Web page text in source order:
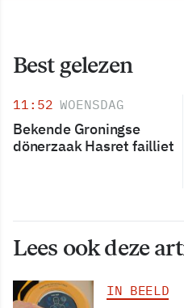
Best gelezen
11:52 WOENSDAG
Bekende Groningse
dönerzaak Hasret failliet
Lees ook deze
IN BEELD